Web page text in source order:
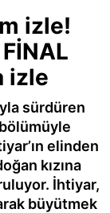
izle!
izle
sürdüren
elinden
kızına
İhtiyar,
büyütmek